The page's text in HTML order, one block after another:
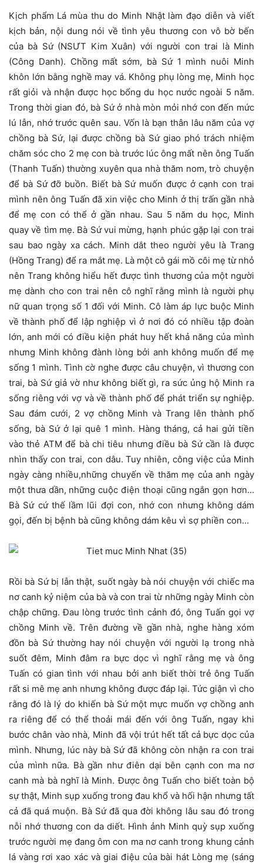
Kịch phẩm Lá mùa thu do Minh Nhật làm đạo diễn và viết
kịch bản, nội dung nói về tình yêu thương con vô bờ bến
của bà Sứ (NSƯT Kim Xuân) với người con trai là Minh
(Công Danh). Chồng mất sớm, bà Sứ 1 mình nuôi Minh
khôn lớn bằng nghề may vá. Không phụ lòng mẹ, Minh học
rất giỏi và nhận được học bổng du học nước ngoài 5 năm.
Trong thời gian đó, bà Sứ ở nhà mòn mỏi nhớ con đến mức
lú lẫn, nhớ trước quên sau. Vốn là bạn thân lâu năm của vợ
chồng bà Sứ, lại được chồng bà Sứ giao phó trách nhiệm
chăm sóc cho 2 mẹ con bà trước lúc ông mất nên ông Tuấn
(Thanh Tuấn) thường xuyên qua nhà thăm nom, trò chuyện
để bà Sứ đỡ buồn. Biết bà Sứ muốn được ở cạnh con trai
mình nên ông Tuấn đã xin việc cho Minh ở thị trấn gần nhà
để mẹ con có thể ở gần nhau. Sau 5 năm du học, Minh
quay về tìm mẹ. Bà Sứ vui mừng, hạnh phúc gặp lại con trai
sau bao ngày xa cách. Minh dắt theo người yêu là Trang
(Hồng Trang) để ra mắt mẹ. Là một cô gái mồ côi mẹ từ nhỏ
nên Trang không hiểu hết được tình thương của một người
mẹ dành cho con trai nên cô nghĩ rằng mình là người phụ
nữ quan trọng số 1 đối với Minh. Cô làm áp lực buộc Minh
về thành phố để lập nghiệp vì ở nơi đó có nhiều tập đoàn
lớn, anh mới có điều kiện phát huy hết khả năng của mình
nhưng Minh không đành lòng bởi anh không muốn để mẹ
sống 1 mình. Tình cờ nghe được câu chuyện, vì thương con
trai, bà Sứ giả vờ như không biết gì, ra sức ủng hộ Minh ra
sống riêng với vợ và về thành phố để phát triển sự nghiệp.
Sau đám cưới, 2 vợ chồng Minh và Trang lên thành phố
sống, bà Sứ ở lại quê 1 mình. Hàng tháng, cả hai gửi tiền
vào thẻ ATM để bà chi tiêu nhưng điều bà Sứ cần là được
nhìn thấy con trai, con dâu. Tuy nhiên, công việc của Minh
ngày càng nhiều,những chuyến về thăm mẹ của anh ngày
một thưa dần, những cuộc điện thoại cũng ngắn gọn hơn…
Bà Sứ cứ thế lầm lũi đợi con, nhớ con nhưng không dám
gọi, đến bị bệnh bà cũng không dám kêu vì sợ phiền con…
Rồi bà Sứ bị lẫn thật, suốt ngày bà nói chuyện với chiếc ma
nơ canh kỷ niệm của bà và con trai từ những ngày Minh còn
chập chững. Đau lòng trước tình cảnh đó, ông Tuấn gọi vợ
chồng Minh về. Trên đường về gần nhà, nghe hàng xóm
đồn bà Sứ thường hay nói chuyện với người lạ trong nhà
suốt đêm, Minh đâm ra bực dọc vì nghĩ rằng mẹ và ông
Tuấn có gian tình với nhau bởi anh biết thời trẻ ông Tuấn
rất si mê mẹ anh nhưng không được đáp lại. Tức giận vì cho
rằng đó là lý do khiến bà Sứ một mực muốn vợ chồng anh
ra riêng để có thể thoải mái đến với ông Tuấn, ngay khi
bước chân vào nhà, Minh đã vội trút hết tất cả bực dọc của
mình. Nhưng, lúc này bà Sứ đã không còn nhận ra con trai
của mình nữa. Bà gần như điên dại bên cạnh con ma nơ
canh mà bà nghĩ là Minh. Được ông Tuấn cho biết toàn bộ
sự thật, Minh sụp xuống trong đau khổ và hối hận nhưng tất
cả đã quá muộn. Bà Sứ đã qua đời không lâu sau đó trong
nỗi nhớ thương con da diết. Hình ảnh Minh quỳ sụp xuống
trước người mẹ đang ôm con ma nơ canh trong khung cảnh
lá vàng rơi xao xác và giai điệu của bài hát Lòng mẹ (sáng